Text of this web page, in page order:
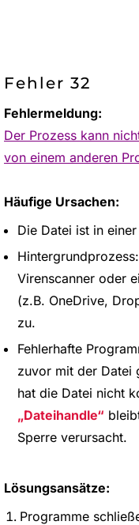
Fehler 32
Fehlermeldung:
Der Prozess kann
von einem anderen
Häufige Ursachen:
Die Datei ist in
Virenscanner oder
(z.B. OneDrive,
zu.
Fehlerhafte
zuvor mit der Datei
hat die Datei nicht
Dateihandle
Sperre verursacht.
Lösungsansätze:
Programme